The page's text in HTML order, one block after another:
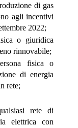
di gas
agli incentivi
2022;
o giuridica
rinnovabile;
fisica o
di energia
rete;
rete di
elettrica con